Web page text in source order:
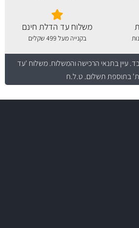
משלוח עד הדלת חינם
בקנייה מעל 499 שקלים
עיין בתנאי הרכישה והמשלוח. משלוח 'עד
בתוספת תשלום. ט.ל.ח